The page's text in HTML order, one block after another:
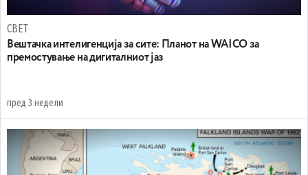
СВЕТ
Вештачка интелигенција за сите: Планот на WAICO за
премостување на дигиталниот јаз
пред 3 недели